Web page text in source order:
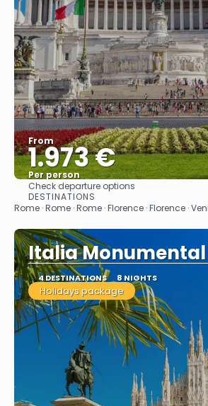
From
1.973 €
Per person
Check departure options
DESTINATIONS
Rome · Rome · Rome · Florence · Florence ·
Italia Monumental
4 DESTINATIONS 8 NIGHTS
Holidays package